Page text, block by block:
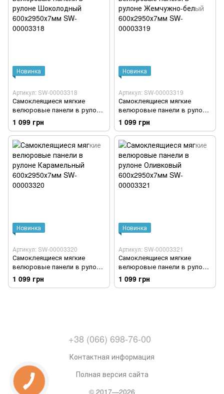
Новинка
Артикул: SW-00003318
Самоклеящиеся мягкие
велюровые панели в рулоне
Шоколодный 600х2950х7мм
SW-00003318
1 099 грн
Новинка
Артикул: SW-00003319
Самоклеящиеся мягкие
велюровые панели в рулоне
Жемчужно-белый
600х2950х7мм SW-00003319
1 099 грн
Новинка
Артикул: SW-00003320
Самоклеящиеся мягкие
велюровые панели в рулоне
Карамельный 600х2950х7мм
SW-00003320
1 099 грн
Новинка
Артикул: SW-00003321
Самоклеящиеся мягкие
велюровые панели в рулоне
Оливковый 600х2950х7мм
SW-00003321
1 099 грн
+38 (066) 698-76-00
Контактная информация
Полная версия сайта
© 2017—2026